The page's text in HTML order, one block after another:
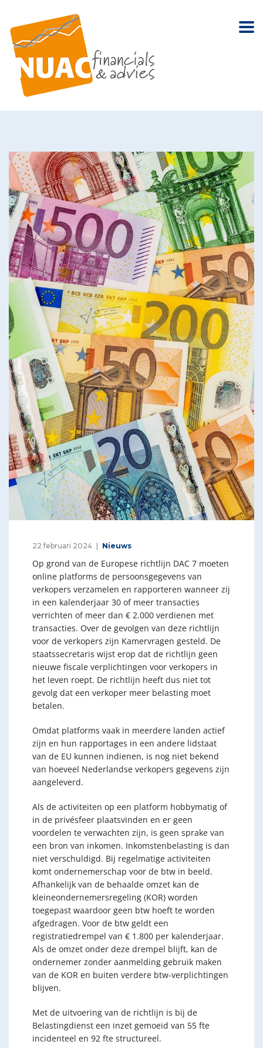
22 februari 2024 Nieuws
Op grond van de Europese richtlijn DAC 7 moeten
online platforms de persoonsgegevens van
verkopers verzamelen en rapporteren wanneer zij
in een kalenderjaar 30 of meer transacties
verrichten of meer dan € 2.000 verdienen met
transacties. Over de gevolgen van deze richtlijn
voor de verkopers zijn Kamervragen gesteld. De
staatssecretaris wijst erop dat de richtlijn geen
nieuwe fiscale verplichtingen voor verkopers in
het leven roept. De richtlijn heeft dus niet tot
gevolg dat een verkoper meer belasting moet
betalen.
Omdat platforms vaak in meerdere landen actief
zijn en hun rapportages in een andere lidstaat
van de EU kunnen indienen, is nog niet bekend
van hoeveel Nederlandse verkopers gegevens zijn
aangeleverd.
Als de activiteiten op een platform hobbymatig of
in de privésfeer plaatsvinden en er geen
voordelen te verwachten zijn, is geen sprake van
een bron van inkomen. Inkomstenbelasting is dan
niet verschuldigd. Bij regelmatige activiteiten
komt ondernemerschap voor de btw in beeld.
Afhankelijk van de behaalde omzet kan de
kleineondernemersregeling (KOR) worden
toegepast waardoor geen btw hoeft te worden
afgedragen. Voor de btw geldt een
registratiedrempel van € 1.800 per kalenderjaar.
Als de omzet onder deze drempel blijft, kan de
ondernemer zonder aanmelding gebruik maken
van de KOR en buiten verdere btw-verplichtingen
blijven.
Met de uitvoering van de richtlijn is bij de
Belastingdienst een inzet gemoeid van 55 fte
incidenteel en 92 fte structureel.